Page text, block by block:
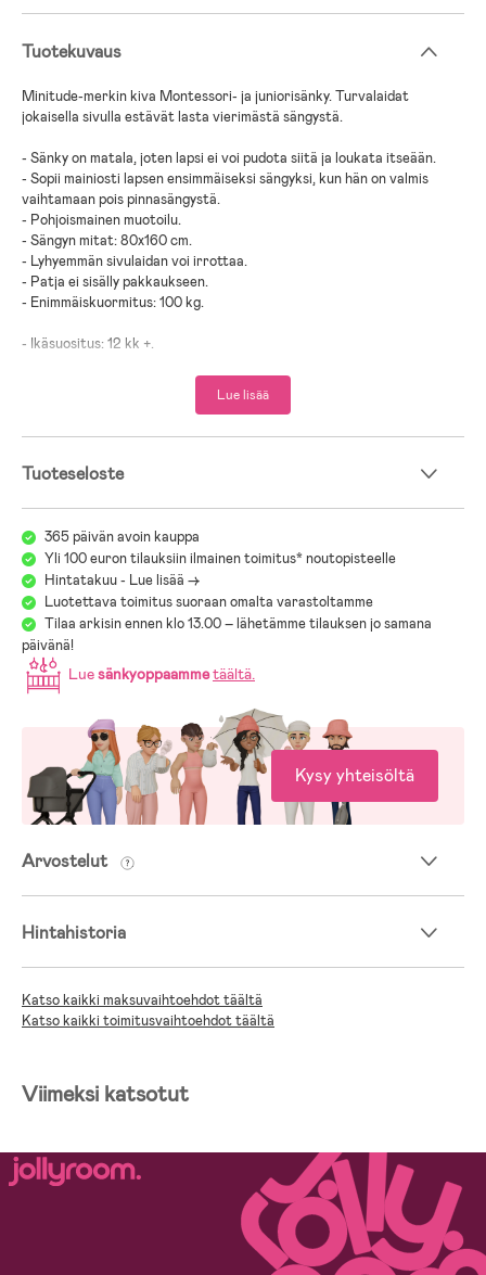
Tuotekuvaus
Minitude-merkin kiva Montessori- ja juniorisänky. Turvalaidat
jokaisella sivulla estävät lasta vierimästä sängystä.
- Sänky on matala, joten lapsi ei voi pudota siitä ja loukata itseään.
- Sopii mainiosti lapsen ensimmäiseksi sängyksi, kun hän on valmis
vaihtamaan pois pinnasängystä.
- Pohjoismainen muotoilu.
- Sängyn mitat: 80x160 cm.
- Lyhyemmän sivulaidan voi irrottaa.
- Patja ei sisälly pakkaukseen.
- Enimmäiskuormitus: 100 kg.
- Ikäsuositus: 12 kk +.
Lue lisää
Tuoteseloste
365 päivän avoin kauppa
Yli 100 euron tilauksiin ilmainen toimitus* noutopisteelle
Hintatakuu - Lue lisää ->
Luotettava toimitus suoraan omalta varastoltamme
Tilaa arkisin ennen klo 13.00 – lähetämme tilauksen jo samana
päivänä!
Luesänkyoppaammetäältä.
Kysy yhteisöltä
Arvostelut
Hintahistoria
Katso kaikki maksuvaihtoehdot täältä
Katso kaikki toimitusvaihtoehdot täältä
Viimeksi katsotut